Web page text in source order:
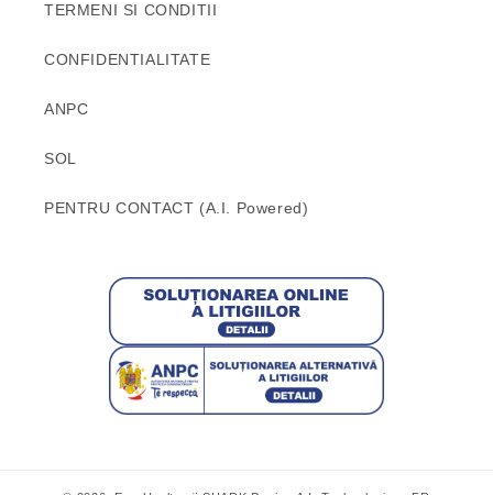
TERMENI SI CONDITII
CONFIDENTIALITATE
ANPC
SOL
PENTRU CONTACT (A.I. Powered)